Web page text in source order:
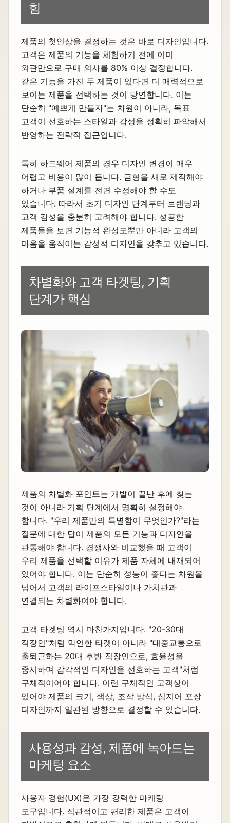
힘
제품의 첫인상을 결정하는 것은 바로 디자인입니다.
고객은 제품의 기능을 체험하기 전에 이미
외관만으로 구매 의사를 80% 이상 결정합니다.
같은 기능을 가진 두 제품이 있다면 더 매력적으로
보이는 제품을 선택하는 것이 당연합니다. 이는
단순히 "예쁘게 만들자"는 차원이 아니라, 목표
고객이 선호하는 스타일과 감성을 정확히 파악해서
반영하는 전략적 접근입니다.
특히 하드웨어 제품의 경우 디자인 변경이 매우
어렵고 비용이 많이 듭니다. 금형을 새로 제작해야
하거나 부품 설계를 전면 수정해야 할 수도
있습니다. 따라서 초기 디자인 단계부터 브랜딩과
고객 감성을 충분히 고려해야 합니다. 성공한
제품들을 보면 기능적 완성도뿐만 아니라 고객의
마음을 움직이는 감성적 디자인을 갖추고 있습니다.
차별화와 고객 타겟팅, 기획
단계가 핵심
제품의 차별화 포인트는 개발이 끝난 후에 찾는
것이 아니라 기획 단계에서 명확히 설정해야
합니다. "우리 제품만의 특별함이 무엇인가?"라는
질문에 대한 답이 제품의 모든 기능과 디자인을
관통해야 합니다. 경쟁사와 비교했을 때 고객이
우리 제품을 선택할 이유가 제품 자체에 내재되어
있어야 합니다. 이는 단순히 성능이 좋다는 차원을
넘어서 고객의 라이프스타일이나 가치관과
연결되는 차별화여야 합니다.
고객 타겟팅 역시 마찬가지입니다. "20-30대
직장인"처럼 막연한 타겟이 아니라 "대중교통으로
출퇴근하는 20대 후반 직장인으로, 효율성을
중시하며 감각적인 디자인을 선호하는 고객"처럼
구체적이어야 합니다. 이런 구체적인 고객상이
있어야 제품의 크기, 색상, 조작 방식, 심지어 포장
디자인까지 일관된 방향으로 결정할 수 있습니다.
사용성과 감성, 제품에 녹아드는
마케팅 요소
사용자 경험(UX)은 가장 강력한 마케팅
도구입니다. 직관적이고 편리한 제품은 고객이